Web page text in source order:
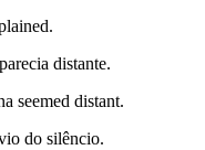
distante.
seemed distant.
do silêncio.